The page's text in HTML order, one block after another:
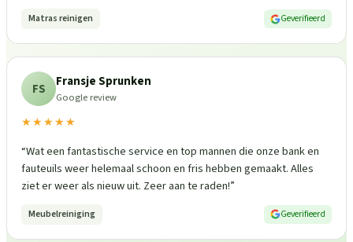
Matras reinigen Geverifieerd
FS Fransje Sprunken
Google review
★★★★★
“Wat een fantastische service en top mannen die onze bank en
fauteuils weer helemaal schoon en fris hebben gemaakt. Alles
ziet er weer als nieuw uit. Zeer aan te raden!”
Meubelreiniging Geverifieerd